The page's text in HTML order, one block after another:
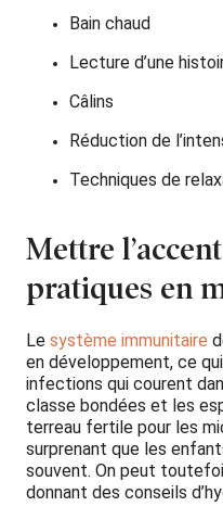
Bain chaud
Lecture d’une
Câlins
Réduction de
Techniques de
Mettre
pratiques en
Le système immunitaire
en développement, ce
infections qui courent
classe bondées et les
terreau fertile pour les
surprenant que les
souvent. On peut
donnant des conseils